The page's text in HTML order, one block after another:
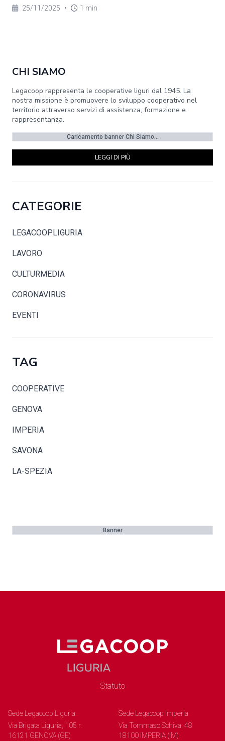
25/11/2025 • 1 min
CHI SIAMO
Legacoop rappresenta le cooperative liguri dal 1945. La
nostra missione è promuovere lo sviluppo cooperativo nel
territorio attraverso servizi di assistenza, formazione e
rappresentanza.
Caricamento banner Chi Siamo...
LEGGI DI PIÙ
CATEGORIE
LEGACOOPLIGURIA
LAVORO
CULTURMEDIA
CORONAVIRUS
EVENTI
TAG
COOPERATIVE
GENOVA
IMPERIA
SAVONA
LA-SPEZIA
Banner
Statuto
Sede Legacoop Liguria
Via Brigata Liguria, 105 r.
16121 GENOVA (GE)
Sede Legacoop Imperia
Via Tommaso Schiva, 48
18100 IMPERIA (IM)